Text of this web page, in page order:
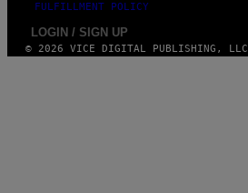
FULFILLMENT POLICY
LOGIN / SIGN UP
© 2026 VICE DIGITAL PUBLISHING, LLC